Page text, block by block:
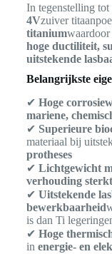
In tegenstelling
4Vzuiver
titanium
hoge ductiliteit,
uitstekende
Belangrijkste
✔ Hoge
mariene,
✔ Superieure
materiaal bij
protheses
✔ Lichtgewicht
verhouding
✔ Uitstekende
bewerkbaarheid
is dan Ti
✔ Hoge
in energie- en